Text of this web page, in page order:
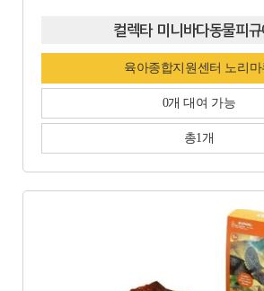
컬렉타 미니바다동물피규
육아종합지원센터 노리마
0개 대여 가능
총1개